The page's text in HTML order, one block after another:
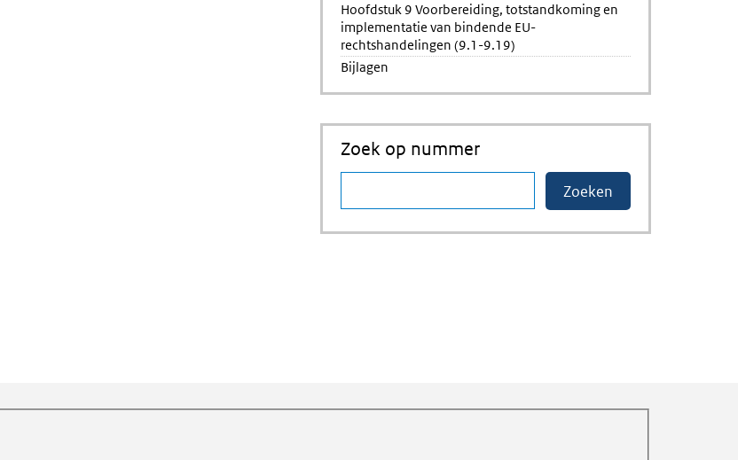
Hoofdstuk 9 Voorbereiding, totstandkoming en
implementatie van bindende EU-
rechtshandelingen (9.1-9.19)
Bijlagen
Zoek op nummer